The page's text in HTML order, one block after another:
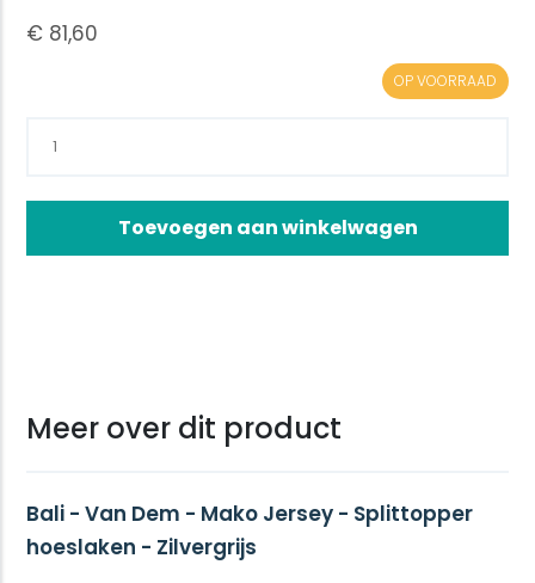
OP VOORRAAD
Toevoegen aan winkelwagen
Meer over dit product
Bali - Van Dem - Mako Jersey - Splittopper
hoeslaken - Zilvergrijs